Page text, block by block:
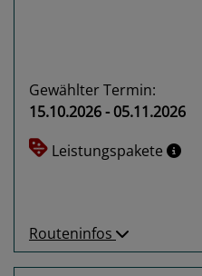
Gewählter Termin:
15.10.2026 - 05.11.2026
Leistungspakete
Routeninfos